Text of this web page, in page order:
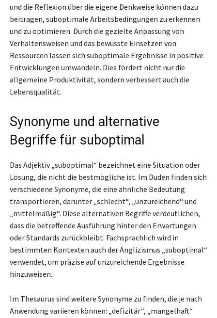
und die Reflexion über die eigene Denkweise können dazu
beitragen, suboptimale Arbeitsbedingungen zu erkennen
und zu optimieren. Durch die gezielte Anpassung von
Verhaltensweisen und das bewusste Einsetzen von
Ressourcen lassen sich suboptimale Ergebnisse in positive
Entwicklungen umwandeln. Dies fördert nicht nur die
allgemeine Produktivität, sondern verbessert auch die
Lebensqualität.
Synonyme und alternative
Begriffe für suboptimal
Das Adjektiv „suboptimal“ bezeichnet eine Situation oder
Lösung, die nicht die bestmögliche ist. Im Duden finden sich
verschiedene Synonyme, die eine ähnliche Bedeutung
transportieren, darunter „schlecht“, „unzureichend“ und
„mittelmäßig“. Diese alternativen Begriffe verdeutlichen,
dass die betreffende Ausführung hinter den Erwartungen
oder Standards zurückbleibt. Fachsprachlich wird in
bestimmten Kontexten auch der Anglizismus „suboptimal“
verwendet, um präzise auf unzureichende Ergebnisse
hinzuweisen.
Im Thesaurus sind weitere Synonyme zu finden, die je nach
Anwendung variieren können: „defizitär“, „mangelhaft“